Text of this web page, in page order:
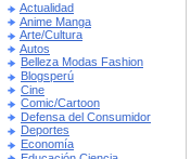
Actualidad
Anime Manga
Arte/Cultura
Autos
Belleza Modas Fashion
Blogsperú
Cine
Comic/Cartoon
Defensa del Consumidor
Deportes
Economía